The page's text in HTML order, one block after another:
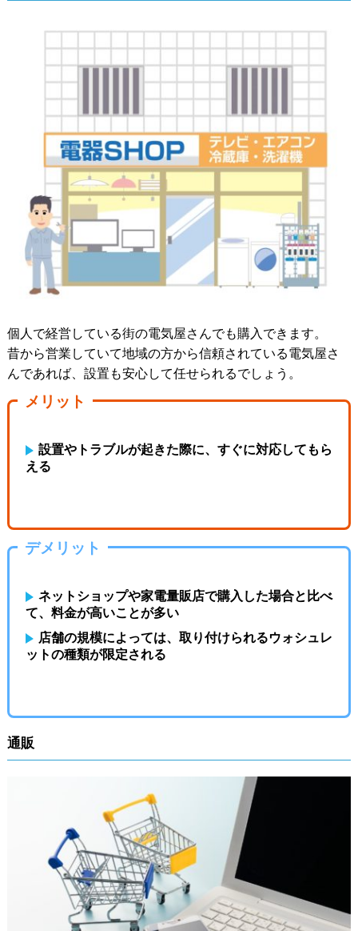
個人で経営している街の電気屋さんでも購入できます。
昔から営業していて地域の方から信頼されている電気屋さ
んであれば、設置も安心して任せられるでしょう。
メリット
設置やトラブルが起きた際に、すぐに対応してもら
える
デメリット
ネットショップや家電量販店で購入した場合と比べ
て、料金が高いことが多い
店舗の規模によっては、取り付けられるウォシュレ
ットの種類が限定される
通販